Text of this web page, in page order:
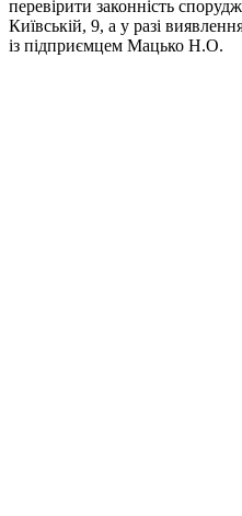
перевірити законність
Київській, 9, а у разі
із підприємцем Мацько Н.О.